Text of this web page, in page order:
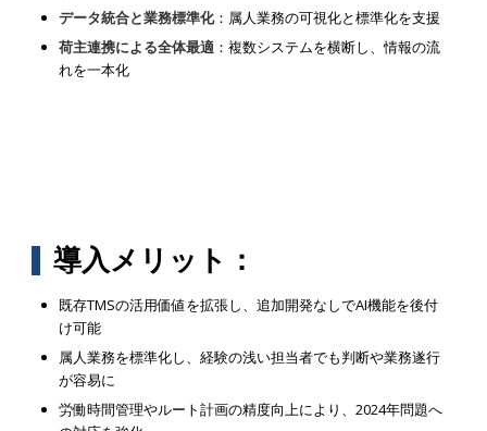
データ統合と業務標準化：属人業務の可視化と標準化を支援
荷主連携による全体最適：複数システムを横断し、情報の流
れを一本化
導入メリット：
既存TMSの活用価値を拡張し、追加開発なしでAI機能を後付
け可能
属人業務を標準化し、経験の浅い担当者でも判断や業務遂行
が容易に
労働時間管理やルート計画の精度向上により、2024年問題へ